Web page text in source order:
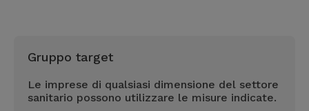
Gruppo target
Le imprese di qualsiasi dimensione del settore
sanitario possono utilizzare le misure indicate.